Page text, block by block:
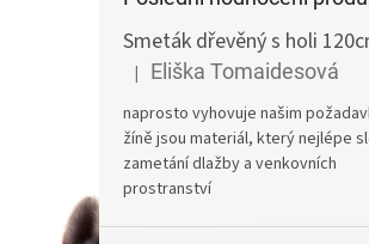
Hodnocení produktu je 5 z 5
| Eliška Tomaidesová
naprosto vyhovuje našim
žíně jsou materiál, který nejlépe
zametání dlažby a venkovních
prostranství